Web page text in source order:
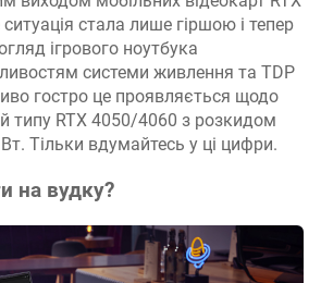
стала лише гіршою і тепер
ігрового ноутбука
системи живлення та TDP
гостро це проявляється щодо
типу RTX 4050/4060 з розкидом
Тільки вдумайтесь у ці цифри.
на вудку?